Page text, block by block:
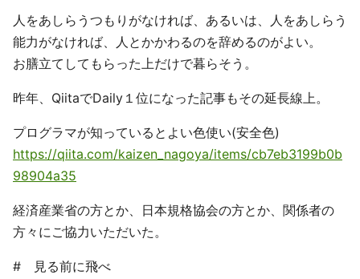
人をあしらうつもりがなければ、あるいは、人をあしらう
能力がなければ、人とかかわるのを辞めるのがよい。
お膳立てしてもらった上だけで暮らそう。
昨年、QiitaでDaily１位になった記事もその延長線上。
プログラマが知っているとよい色使い(安全色)
https://qiita.com/kaizen_nagoya/items/cb7eb3199b0b
98904a35
経済産業省の方とか、日本規格協会の方とか、関係者の
方々にご協力いただいた。
# 見る前に飛べ